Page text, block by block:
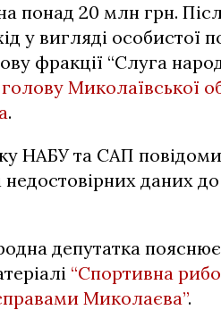
понад 20 млн грн.
у вигляді
фракції “Слуга
Миколаївської
.
НАБУ та САП
недостовірних даних
депутатка
“Спортивна
Миколаєва”.